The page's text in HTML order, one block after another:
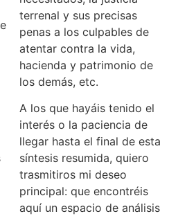
terrenal y sus precisas
penas a los culpables de
atentar contra la vida,
hacienda y patrimonio de
los demás, etc.
A los que hayáis tenido el
interés o la paciencia de
llegar hasta el final de esta
síntesis resumida, quiero
trasmitiros mi deseo
principal: que encontréis
aquí un espacio de análisis